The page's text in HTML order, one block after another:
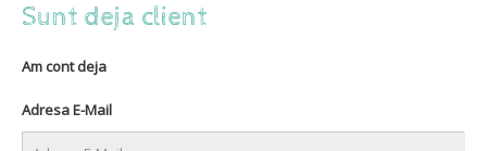
Sunt deja client
Am cont deja
Adresa E-Mail